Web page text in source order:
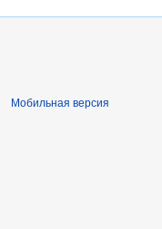
Мобильная версия